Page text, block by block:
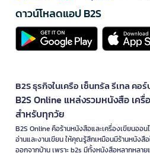
ดาวน์โหลดแอป B2S
B2S ธุรกิจในเครือ เซ็นทรัล รีเทล คอ
B2S Online แหล่งรวมหนังสือ เครื่
สำหรับทุกวัย
B2S Online คือร้านหนังสือและเครื่องเขียนออ
อ่านและงานเขียน ให้คุณรู้สึกเหมือนมีร้านหนังสื
ออกจากบ้าน เพราะ b2s มีทั้งหนังสือหลากหล